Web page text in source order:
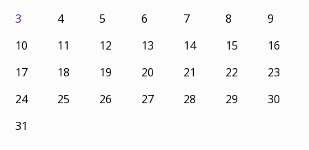
3
4 5 6 7 8
9
10
11 12 13 14 15
16
17
18 19 20 21 22
23
24
25 26 27 28 29
30
31